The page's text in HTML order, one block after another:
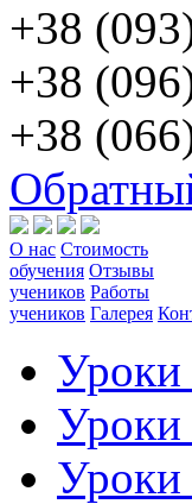
+38
+38
+38
О нас Стоимость
обучения Отзывы
учеников Работы
учеников Галерея
Уроки
Уроки
Уроки